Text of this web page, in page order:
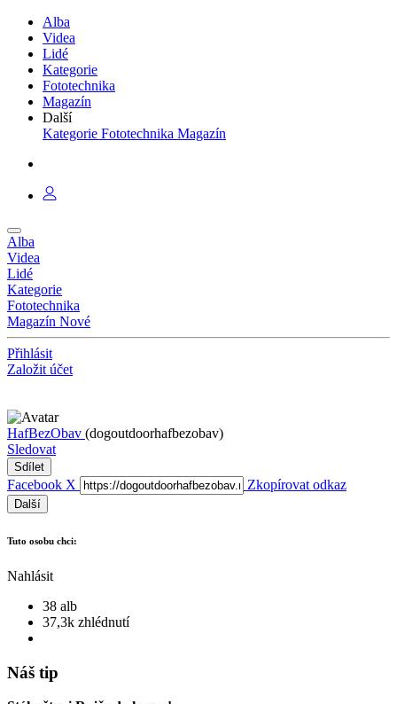
Alba
Videa
Lidé
Kategorie
Fototechnika
Magazín
Další
Kategorie Fototechnika Magazín
Alba
Videa
Lidé
Kategorie
Fototechnika
Magazín Nové
Přihlásit
Založit účet
HafBezObav (dogoutdoorhafbezobav)
Sledovat
Sdílet
Facebook X Zkopírovat odkaz
Další
Tuto osobu chci:
Nahlásit
38 alb
37,3k zhlédnutí
Náš tip